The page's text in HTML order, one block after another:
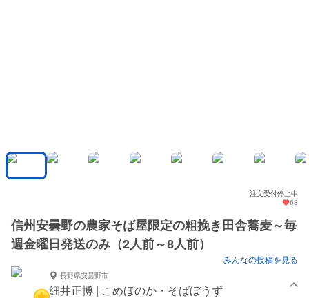
注文受付停止中
68
信州安曇野の農家そば屋限定の粗挽き田舎蕎麦～毎
週金曜日発送のみ（2人前～8人前）
みんなの投稿を見る
長野県安曇野市
細井正博 | こめほのか・そばぼうず